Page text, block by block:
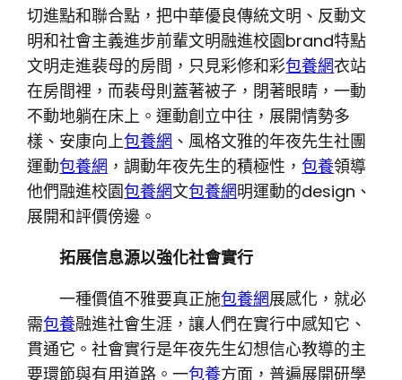
切進點和聯合點，把中華優良傳統文明、反動文
明和社會主義進步前輩文明融進校園brand特點
文明走進裴母的房間，只見彩修和彩包養網衣站
在房間裡，而裴母則蓋著被子，閉著眼睛，一動
不動地躺在床上。運動創立中往，展開情勢多
樣、安康向上包養網 、風格文雅的年夜先生社團
運動包養網 ，調動年夜先生的積極性，包養領導
他們融進校園包養網文包養網明運動的design、
展開和評價傍邊。
拓展信息源以強化社會實行
一種價值不雅要真正施包養網展感化，就必
需包養融進社會生涯，讓人們在實行中感知它、
貫通它。社會實行是年夜先生幻想信心教導的主
要環節與有用道路。一包養方面，普遍展開研學